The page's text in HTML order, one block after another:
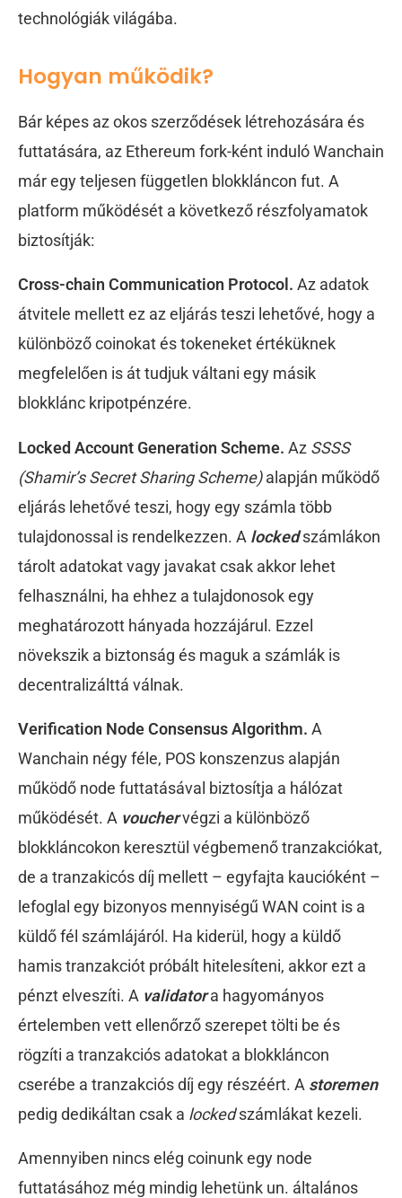
technológiák világába.
Hogyan működik?
Bár képes az okos szerződések létrehozására és
futtatására, az Ethereum fork-ként induló Wanchain
már egy teljesen független blokkláncon fut. A
platform működését a következő részfolyamatok
biztosítják:
Cross-chain Communication Protocol. Az adatok
átvitele mellett ez az eljárás teszi lehetővé, hogy a
különböző coinokat és tokeneket értéküknek
megfelelően is át tudjuk váltani egy másik
blokklánc kripotpénzére.
Locked Account Generation Scheme. Az SSSS
(Shamir’s Secret Sharing Scheme)alapján működő
eljárás lehetővé teszi, hogy egy számla több
tulajdonossal is rendelkezzen. A lockedszámlákon
tárolt adatokat vagy javakat csak akkor lehet
felhasználni, ha ehhez a tulajdonosok egy
meghatározott hányada hozzájárul. Ezzel
növekszik a biztonság és maguk a számlák is
decentralizálttá válnak.
Verification Node Consensus Algorithm. A
Wanchain négy féle, POS konszenzus alapján
működő node futtatásával biztosítja a hálózat
működését. A vouchervégzi a különböző
blokkláncokon keresztül végbemenő tranzakciókat,
de a tranzakicós díj mellett – egyfajta kaucióként –
lefoglal egy bizonyos mennyiségű WAN coint is a
küldő fél számlájáról. Ha kiderül, hogy a küldő
hamis tranzakciót próbált hitelesíteni, akkor ezt a
pénzt elveszíti. A validatora hagyományos
értelemben vett ellenőrző szerepet tölti be és
rögzíti a tranzakciós adatokat a blokkláncon
cserébe a tranzakciós díj egy részéért. A storemen
pedig dedikáltan csak a lockedszámlákat kezeli.
Amennyiben nincs elég coinunk egy node
futtatásához még mindig lehetünk un. általános